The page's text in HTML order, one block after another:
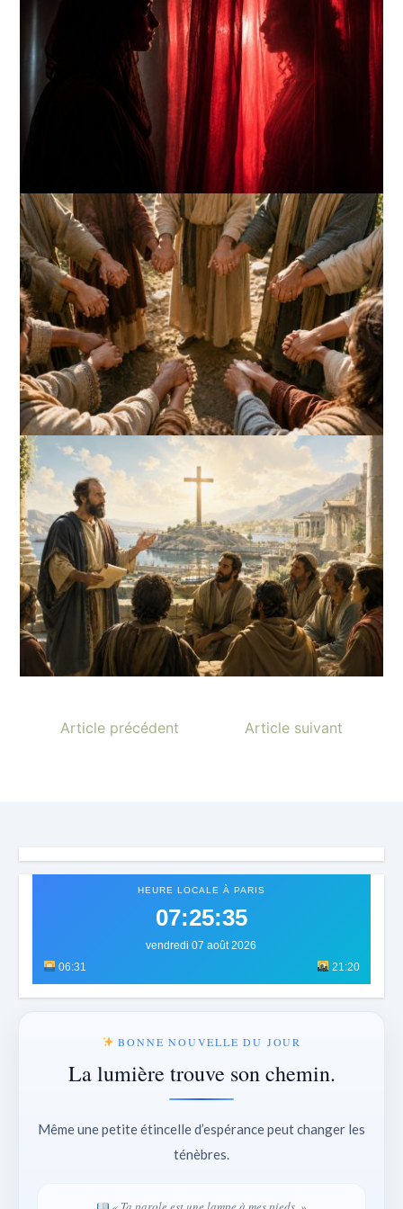
Article précédent Article suivant
HEURE LOCALE À PARIS
07:25:38
vendredi 07 août 2026
06:31
21:20
BONNE NOUVELLE DU JOUR
La lumière trouve son chemin.
Même une petite étincelle d’espérance peut changer les
ténèbres.